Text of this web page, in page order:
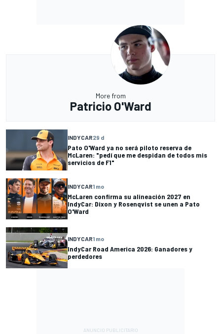
More from
Patricio O'Ward
INDYCAR29 d
Pato O'Ward ya no será piloto reserva de
McLaren: "pedí que me despidan de todos mis
servicios de F1"
INDYCAR1 mo
McLaren confirma su alineación 2027 en
IndyCar: Dixon y Rosenqvist se unen a Pato
O'Ward
INDYCAR1 mo
IndyCar Road America 2026: Ganadores y
perdedores